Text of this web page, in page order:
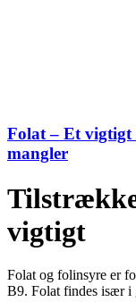
Folat – Et vigtigt
mangler
vigtigt
Folat og folinsyre er
B9. Folat findes især i